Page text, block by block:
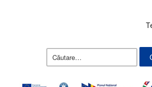
Caută